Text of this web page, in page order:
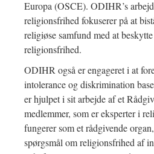
Europa (OSCE). ODIHR’s
religionsfrihed fokuserer på at
religiøse samfund med at
religionsfrihed.
ODIHR også er engageret i at
intolerance og diskrimination
er hjulpet i sit arbejde af et
medlemmer, som er eksperter i
fungerer som et rådgivende
spørgsmål om religionsfrihed af